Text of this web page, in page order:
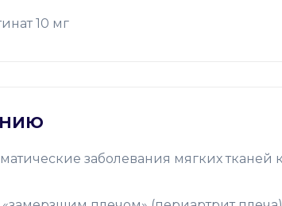
10 мг
заболевания мягких тканей